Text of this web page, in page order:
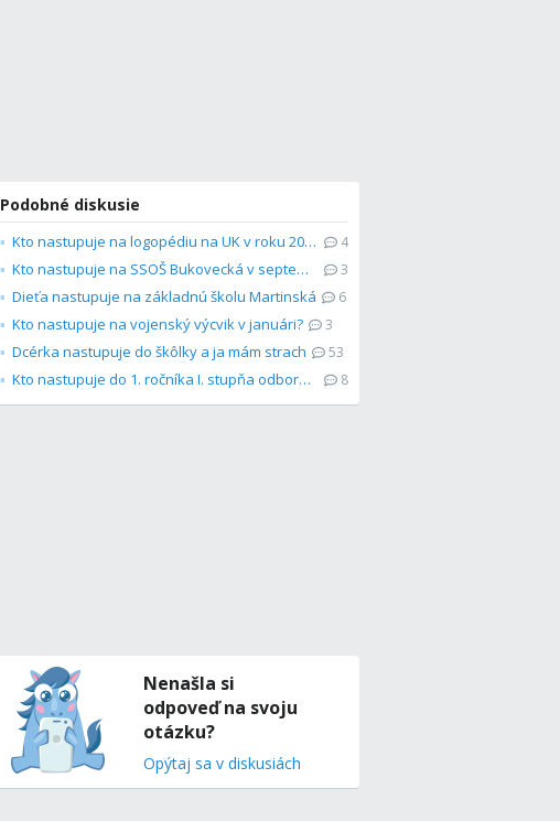
Podobné diskusie
Kto nastupuje na logopédiu na UK v roku 2026/27? 4
Kto nastupuje na SSOŠ Bukovecká v septembri? 3
Dieťa nastupuje na základnú školu Martinská 6
Kto nastupuje na vojenský výcvik v januári? 3
Dcérka nastupuje do škôlky a ja mám strach 53
Kto nastupuje do 1. ročníka I. stupňa odboru Verejné zdravotníctvo v externej... 8
Nenašla si
odpoveď na svoju
otázku?
Opýtaj sa v diskusiách